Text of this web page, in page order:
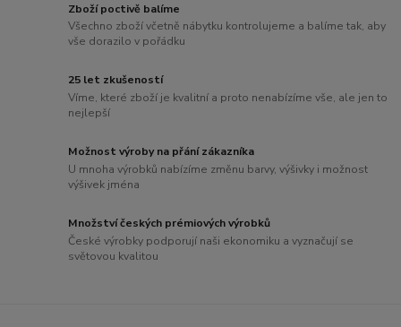
Zboží poctivě balíme
Všechno zboží včetně nábytku kontrolujeme a balíme tak, aby
vše dorazilo v pořádku
25 let zkušeností
Víme, které zboží je kvalitní a proto nenabízíme vše, ale jen to
nejlepší
Možnost výroby na přání zákazníka
U mnoha výrobků nabízíme změnu barvy, výšivky i možnost
výšivek jména
Množství českých prémiových výrobků
České výrobky podporují naši ekonomiku a vyznačují se
světovou kvalitou